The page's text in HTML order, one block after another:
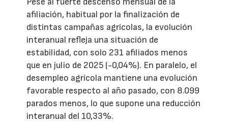
afiliación, habitual por la finalización de
distintas campañas agrícolas, la evolución
interanual refleja una situación de
estabilidad, con solo 231 afiliados menos
que en julio de 2025 (-0,04%). En paralelo, el
desempleo agrícola mantiene una evolución
favorable respecto al año pasado, con 8.099
parados menos, lo que supone una reducción
interanual del 10,33%.